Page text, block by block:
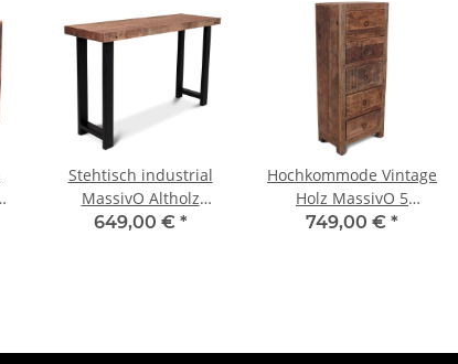
Stehtisch industrial
MassivO Altholz
Tischplatte Bar 175cm
649,00 € *
Hochkommode Vintage
Holz MassivO 5
Schubladen 120cm
749,00 € *